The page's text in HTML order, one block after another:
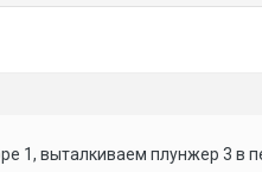
1, выталкиваем плунжер 3 в